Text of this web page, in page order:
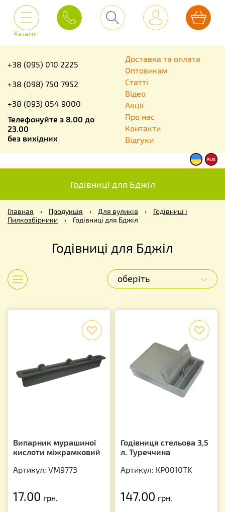
Каталог
+38 (095) 010 2225
+38 (098) 750 7952
+38 (093) 054 9000
Телефонуйте з 8.00 до
23.00
без вихідних
Доставка та оплата
Оптовикам
Статті
Відео
Акції
Про нас
Контакти
Відгуки
Годівниці для Бджіл
Главная › Продукція › Для вуликів ›
Годівниці і
Пилкозбірники
› Годівниці для Бджіл
Годівниці для Бджіл
оберіть
Випарник мурашиної
кислоти міжрамковий
Артикул: VM9773
17.00 грн.
Годівниця стельова 3,5
л. Туреччина
Артикул: KP0010TK
147.00 грн.